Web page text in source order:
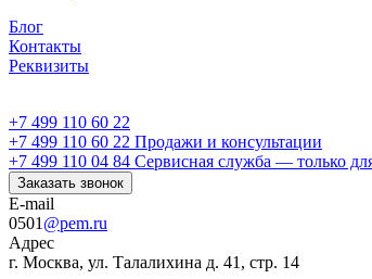
Блог
Контакты
Реквизиты
+7 499 110 60 22
+7 499 110 60 22 Продажи и консультации
+7 499 110 04 84 Сервисная служба — только
Заказать звонок
E-mail
0501 @pem.ru
Адрес
г. Москва, ул. Талалихина д. 41, стр. 14